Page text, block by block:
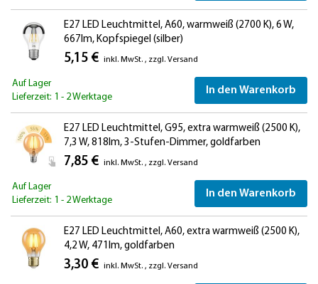
E27 LED Leuchtmittel, A60, warmweiß (2700 K), 6 W,
667lm, Kopfspiegel (silber)
5,15 € inkl. MwSt. , zzgl. Versand
Auf Lager
Lieferzeit: 1 - 2 Werktage
In den Warenkorb
E27 LED Leuchtmittel, G95, extra warmweiß (2500 K),
7,3 W, 818lm, 3-Stufen-Dimmer, goldfarben
7,85 € inkl. MwSt. , zzgl. Versand
Auf Lager
Lieferzeit: 1 - 2 Werktage
In den Warenkorb
E27 LED Leuchtmittel, A60, extra warmweiß (2500 K),
4,2 W, 471lm, goldfarben
3,30 € inkl. MwSt. , zzgl. Versand